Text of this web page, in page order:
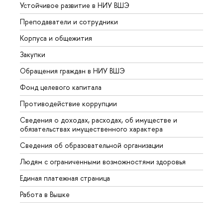
Устойчивое развитие в НИУ ВШЭ
Преподаватели и сотрудники
Корпуса и общежития
Закупки
Обращения граждан в НИУ ВШЭ
Фонд целевого капитала
Противодействие коррупции
Сведения о доходах, расходах, об имуществе и
обязательствах имущественного характера
Сведения об образовательной организации
Людям с ограниченными возможностями здоровья
Единая платежная страница
Работа в Вышке